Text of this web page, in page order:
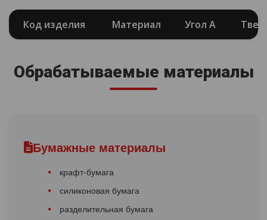
Код изделия Материал Угол А
Обрабатываемые материалы
Бумажные материалы
крафт-бумага
силиконовая бумага
разделительная бумага